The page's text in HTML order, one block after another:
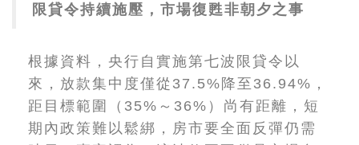
限貸令持續施壓，市場復甦非朝夕之事
根據資料，央行自實施第七波限貸令以
來，放款集中度僅從37.5%降至36.94%，
距目標範圍（35%～36%）尚有距離，短
期內政策難以鬆綁，房市要全面反彈仍需